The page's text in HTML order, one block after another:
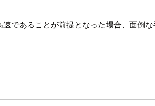
であることが前提となった場合、面倒